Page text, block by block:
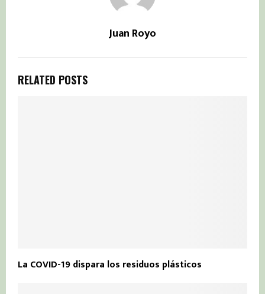
Juan Royo
RELATED POSTS
La COVID-19 dispara los residuos plásticos